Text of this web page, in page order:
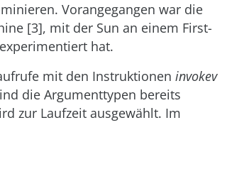
Vorangegangen war die
[3], mit der Sun an einem First-
hat.
mit den Instruktionen invokev
die Argumenttypen bereits
zur Laufzeit ausgewählt. Im